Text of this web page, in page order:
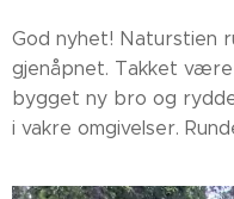
God nyhet! Naturstien
gjenåpnet. Takket være
bygget ny bro og
i vakre omgivelser.